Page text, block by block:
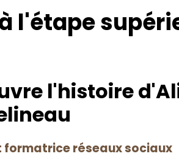
l'étape
l'histoire
formatrice réseaux sociaux